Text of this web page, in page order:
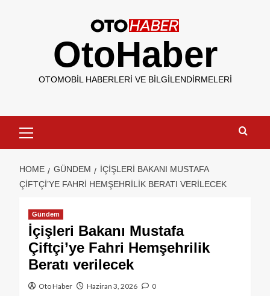
OtoHaber
OTOMOBIL HABERLERI VE BILGILENDIRMELERI
HOME GÜNDEM
İÇIŞLERI BAKANI MUSTAFA
ÇIFTÇI’YE FAHRI HEMŞEHRILIK BERATI VERILECEK
Gündem
İçişleri Bakanı Mustafa
Çiftçi’ye Fahri Hemşehrilik
Beratı verilecek
Oto Haber Haziran 3, 2026 0